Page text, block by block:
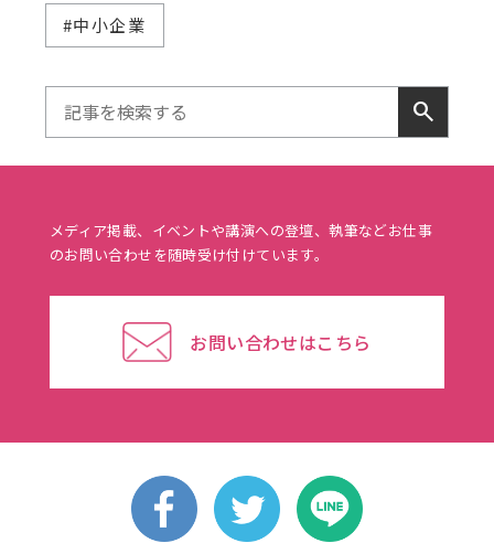
#中小企業
search
メディア掲載、イベントや講演への登壇、執筆などお仕事
のお問い合わせを随時受け付けています。
お問い合わせはこちら